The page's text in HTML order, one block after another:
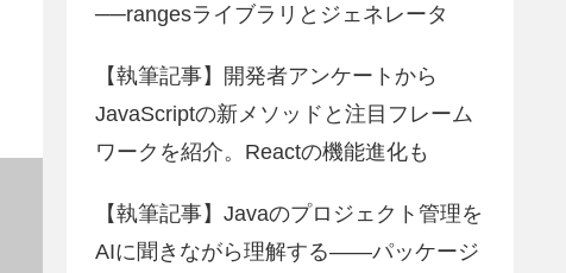
──rangesライブラリとジェネレータ
【執筆記事】開発者アンケートから
JavaScriptの新メソッドと注目フレーム
ワークを紹介。Reactの機能進化も
【執筆記事】Javaのプロジェクト管理を
AIに聞きながら理解する――パッケージ